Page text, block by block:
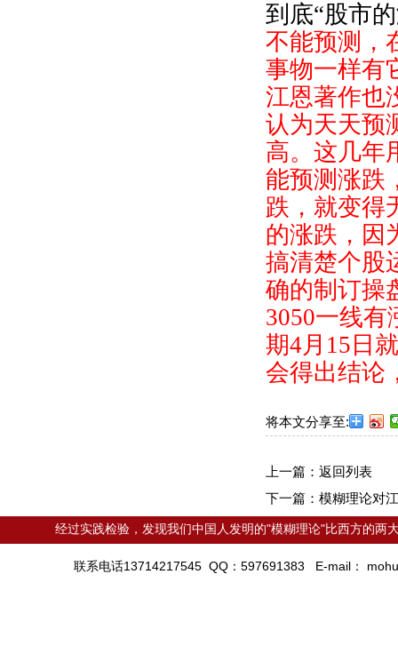
到底“股市
不能预测，
事物一样有
江恩著作也
认为天天预
高。这几年
能预测涨跌
跌，就变得
的涨跌，因
搞清楚个股
确的制订操
3050一线有
期4月 15 日
会得出结论
将本文分享至:
上一篇： 返回列表
下一篇： 模糊理论对
经过实践检验，发现我们中国人发明的"模糊理论"比西方的两
联系电话13714217545 QQ：597691383 E-mail：